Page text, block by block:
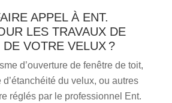
APPEL À ENT.
LES TRAVAUX DE
DE VOTRE VELUX ?
d’ouverture de fenêtre de toit,
du velux, ou autres
réglés par le professionnel Ent.